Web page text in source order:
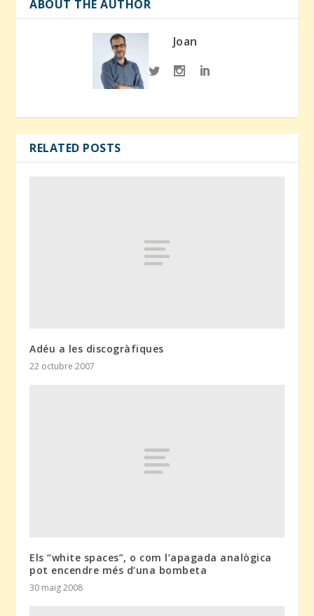
ABOUT THE AUTHOR
Joan
RELATED POSTS
Adéu a les discogràfiques
22 octubre 2007
Els “white spaces”, o com l’apagada analògica
pot encendre més d’una bombeta
30 maig 2008